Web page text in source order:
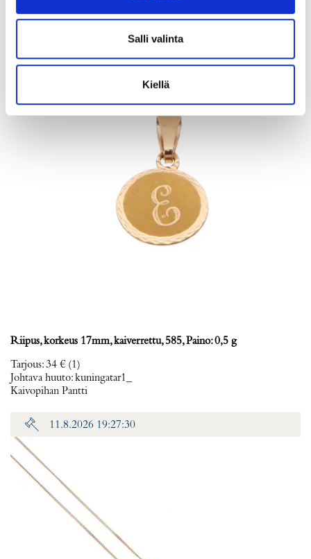
Salli valinta
Kiellä
Riipus, korkeus 17mm, kaiverrettu, 585, Paino: 0,5 g
Tarjous:34 € (1)
Johtava huuto:kuningatar1_
Kaivopihan Pantti
11.8.2026 19:27:30